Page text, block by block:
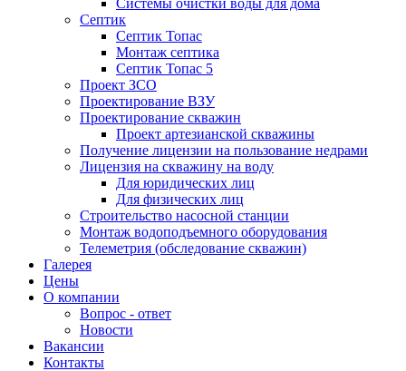
Системы очистки воды для дома
Септик
Септик Топас
Монтаж септика
Септик Топас 5
Проект ЗСО
Проектирование ВЗУ
Проектирование скважин
Проект артезианской скважины
Получение лицензии на пользование недрами
Лицензия на скважину на воду
Для юридических лиц
Для физических лиц
Строительство насосной станции
Монтаж водоподъемного оборудования
Телеметрия (обследование скважин)
Галерея
Цены
О компании
Вопрос - ответ
Новости
Вакансии
Контакты